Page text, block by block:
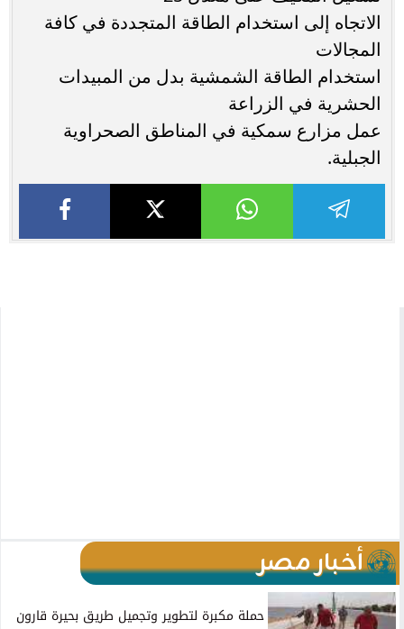
الاتجاه إلى استخدام الطاقة المتجددة في كافة
المجالات
استخدام الطاقة الشمشية بدل من المبيدات
الحشرية في الزراعة
عمل مزارع سمكية في المناطق الصحراوية
الجبلية.
أخبار مصر
حملة مكبرة لتطوير وتجميل طريق بحيرة قارون